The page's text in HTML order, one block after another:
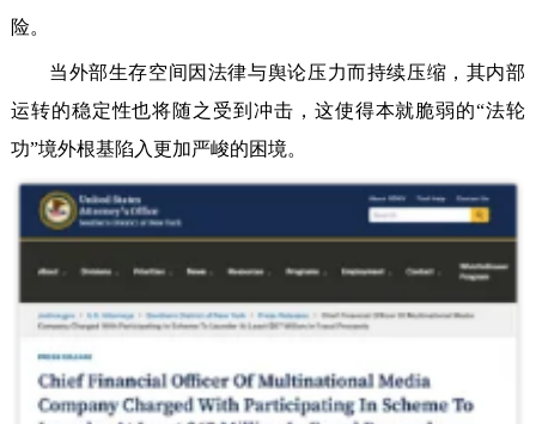
险。
当外部生存空间因法律与舆论压力而持续压缩，其内部
运转的稳定性也将随之受到冲击，这使得本就脆弱的“法轮
功”境外根基陷入更加严峻的困境。